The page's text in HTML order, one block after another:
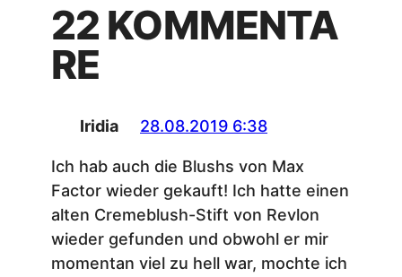
22 KOMMENTA
RE
Iridia 28.08.2019 6:38
Ich hab auch die Blushs von Max
Factor wieder gekauft! Ich hatte einen
alten Cremeblush-Stift von Revlon
wieder gefunden und obwohl er mir
momentan viel zu hell war, mochte ich